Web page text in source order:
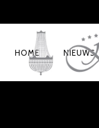
HOME NIEUWS